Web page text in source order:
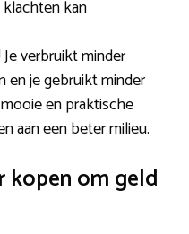
kan
verbruikt minder
en je gebruikt minder
en praktische
aan een beter milieu.
kopen om geld